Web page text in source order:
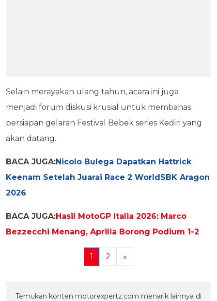
Selain merayakan ulang tahun, acara ini juga
menjadi forum diskusi krusial untuk membahas
persiapan gelaran Festival Bebek series Kediri yang
akan datang.
BACA JUGA:Nicolo Bulega Dapatkan Hattrick
Keenam Setelah Juarai Race 2 WorldSBK Aragon
2026
BACA JUGA:Hasil MotoGP Italia 2026: Marco
Bezzecchi Menang, Aprilia Borong Podium 1-2
1 2 »
Temukan konten motorexpertz.com menarik lainnya di